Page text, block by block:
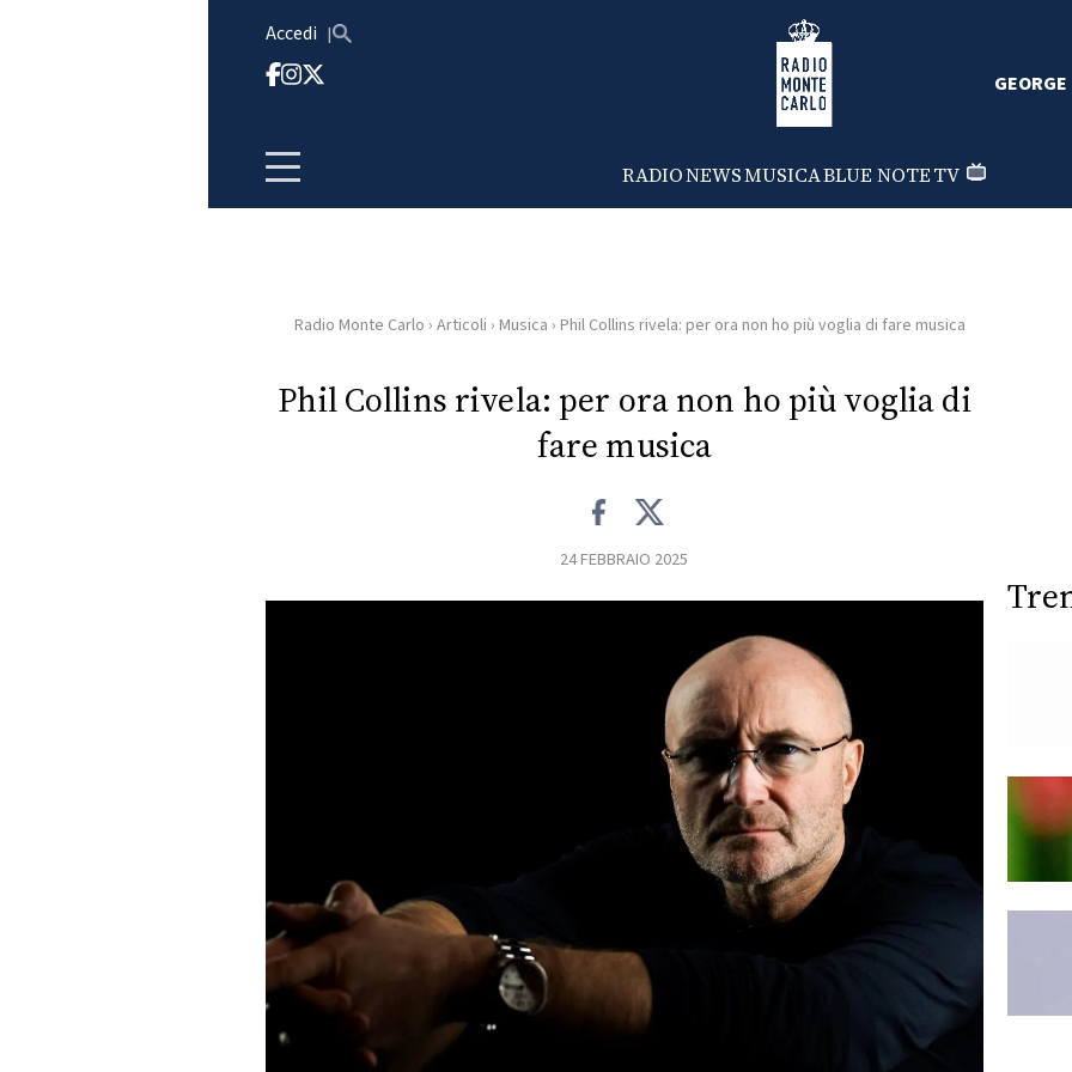
Accedi Radio Monte Carlo
RADIONEWSMUSICABLUE NOTETV
HOME
RADIO
VIDEO
TV
PRINCIPATO
Radio Monte Carlo › Articoli › Musica › Phil Collins rivela: per ora non ho più voglia di fare musica
Phil Collins rivela: per ora non ho più voglia di
fare musica
24 FEBBRAIO 2025